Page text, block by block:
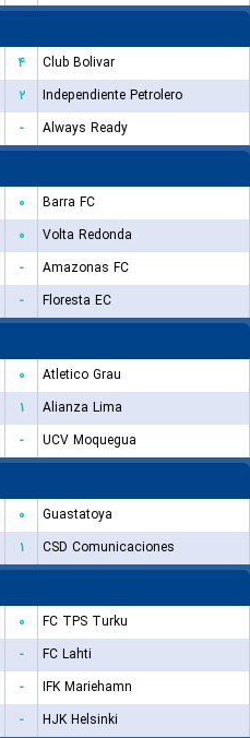
۴
Club Bolivar
۲
Independiente Petrolero
-
Always Ready
۰
Barra FC
۰
Volta Redonda
-
Amazonas FC
-
Floresta EC
۰
Atletico Grau
۱
Alianza Lima
-
UCV Moquegua
۰
Guastatoya
۱
CSD Comunicaciones
۰
FC TPS Turku
-
FC Lahti
-
IFK Mariehamn
-
HJK Helsinki